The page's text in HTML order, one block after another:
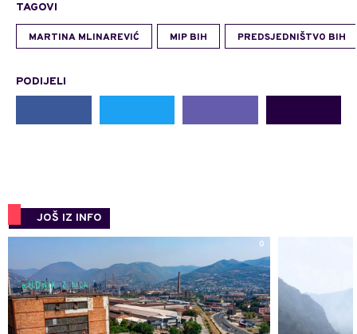
TAGOVI
MARTINA MLINAREVIĆ MIP BIH PREDSJEDNIŠTVO BIH
PODIJELI
JOŠ IZ INFO
0